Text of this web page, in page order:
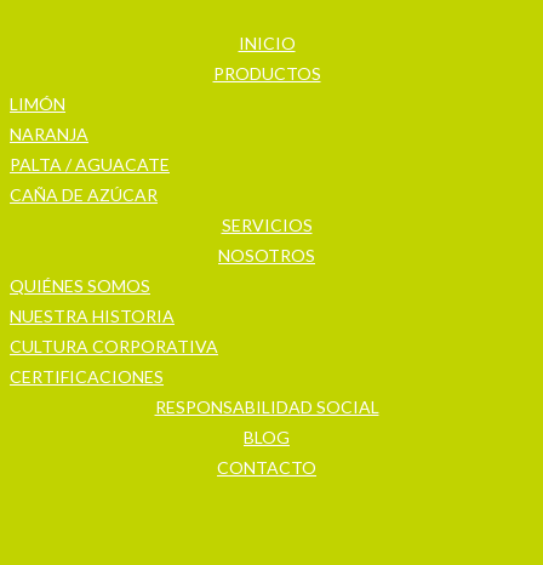
INICIO
PRODUCTOS
LIMÓN
NARANJA
PALTA / AGUACATE
CAÑA DE AZÚCAR
SERVICIOS
NOSOTROS
QUIÉNES SOMOS
NUESTRA HISTORIA
CULTURA CORPORATIVA
CERTIFICACIONES
RESPONSABILIDAD SOCIAL
BLOG
CONTACTO